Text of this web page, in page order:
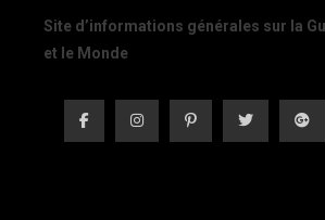
Site d’informations générales sur la
et le Monde